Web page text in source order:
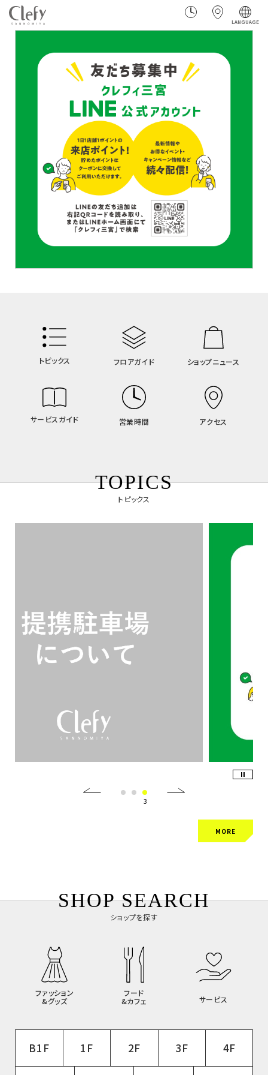
LANGUAGE
トピックス フロアガイド ショップニュース
サービスガイド 営業時間 アクセス
TOPICS
トピックス
MORE
SHOP SEARCH
ショップを探す
ファッション
&グッズ
フード
&カフェ
サービス
B1F 1F 2F 3F 4F